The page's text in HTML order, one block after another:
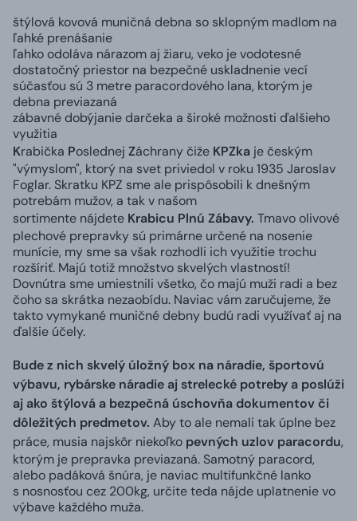
štýlová kovová muničná debna so sklopným madlom na
ľahké prenášanie
ľahko odoláva nárazom aj žiaru, veko je vodotesné
dostatočný priestor na bezpečné uskladnenie vecí
súčasťou sú 3 metre paracordového lana, ktorým je
debna previazaná
zábavné dobýjanie darčeka a široké možnosti ďalšieho
využitia
Krabička Poslednej Záchrany čiže KPZka je českým
"výmyslom", ktorý na svet priviedol v roku 1935 Jaroslav
Foglar. Skratku KPZ sme ale prispôsobili k dnešným
potrebám mužov, a tak v našom
sortimente nájdete Krabicu Plnú Zábavy. Tmavo olivové
plechové prepravky sú primárne určené na nosenie
munície, my sme sa však rozhodli ich využitie trochu
rozšíriť. Majú totiž množstvo skvelých vlastností!
Dovnútra sme umiestnili všetko, čo majú muži radi a bez
čoho sa skrátka nezaobídu. Naviac vám zaručujeme, že
takto vymykané muničné debny budú radi využívať aj na
ďalšie účely.
Bude z nich skvelý úložný box na náradie, športovú
výbavu, rybárske náradie aj strelecké potreby a poslúži
aj ako štýlová a bezpečná úschovňa dokumentov či
dôležitých predmetov. Aby to ale nemali tak úplne bez
práce, musia najskôr niekoľko pevných uzlov paracordu,
ktorým je prepravka previazaná. Samotný paracord,
alebo padáková šnúra, je naviac multifunkčné lanko
s nosnosťou cez 200kg, určite teda nájde uplatnenie vo
výbave každého muža.